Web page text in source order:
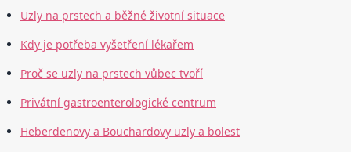
Uzly na prstech a běžné životní situace
Kdy je potřeba vyšetření lékařem
Proč se uzly na prstech vůbec tvoří
Privátní gastroenterologické centrum
Heberdenovy a Bouchardovy uzly a bolest